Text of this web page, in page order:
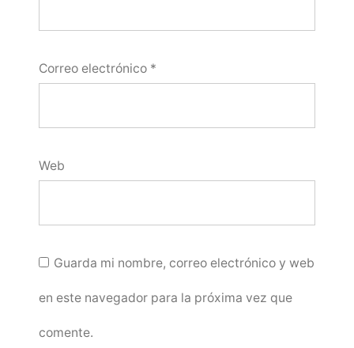
Correo electrónico *
Web
Guarda mi nombre, correo electrónico y web
en este navegador para la próxima vez que
comente.